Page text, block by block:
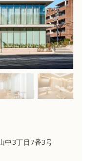
中3丁目7番3号